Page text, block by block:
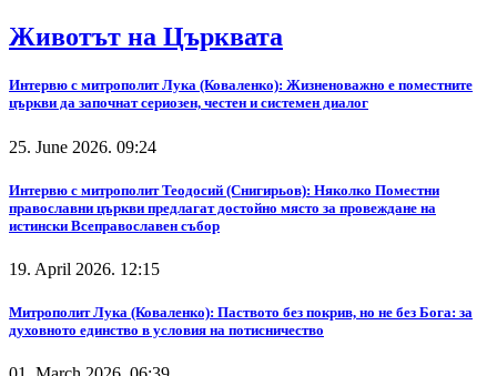
Животът на Църквата
Интервю с митрополит Лука (Коваленко): Жизненоважно е поместните
църкви да започнат сериозен, честен и системен диалог
25. June 2026. 09:24
Интервю с митрополит Теодосий (Снигирьов): Няколко Поместни
православни църкви предлагат достойно място за провеждане на
истински Всеправославен събор
19. April 2026. 12:15
Митрополит Лука (Коваленко): Паството без покрив, но не без Бога: за
духовното единство в условия на потисничество